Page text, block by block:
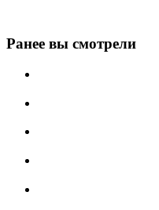
Ранее вы смотрели